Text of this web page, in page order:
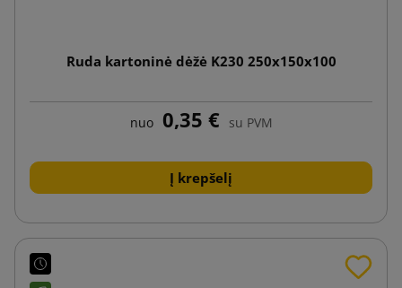
Ruda kartoninė dėžė K230 250x150x100
nuo 0,35 € su PVM
Į krepšelį